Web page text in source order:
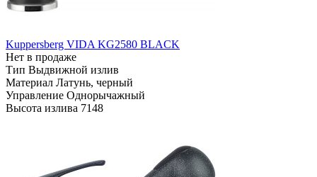
Kuppersberg VIDA KG2580 BLACK
Нет в продаже
Тип Выдвижной излив
Материал Латунь, черный
Управление Однорычажный
Высота излива 7148